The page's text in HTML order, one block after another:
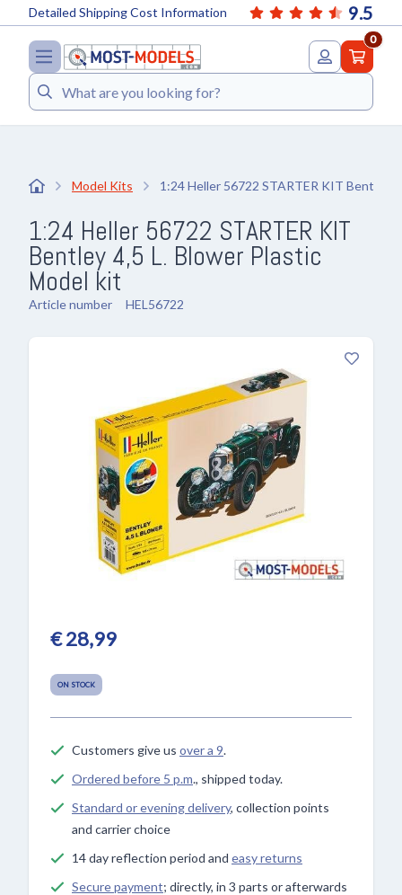
9.5
Detailed Shipping Cost Information
0
Search
Model Kits 1:24 Heller 56722 STARTER KIT Bentley
1:24 Heller 56722 STARTER KIT
Bentley 4,5 L. Blower Plastic
Model kit
Article number HEL56722
€ 28,99
ON STOCK
Customers give us over a 9.
Ordered before 5 p.m., shipped today.
Standard or evening delivery, collection points
and carrier choice
14 day reflection period and easy returns
Secure payment; directly, in 3 parts or afterwards